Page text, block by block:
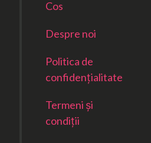
Cos
Despre noi
Politica de
confidențialitate
Termeni și
condiții